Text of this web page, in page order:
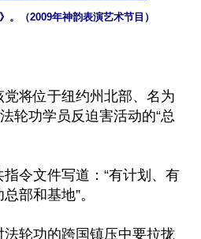
。（2009年神韵表演艺术节目）
将位于纽约州北部、名为
轮功学员反迫害活动的“总
令文件写道：“有计划、有
部和基地”。
轮功的跨国镇压中要拉拢